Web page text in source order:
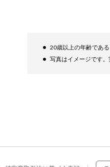
20歳以上の年齢であ
写真はイメージです